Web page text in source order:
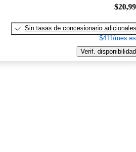
Sin tasas de concesionario adicionales
$411/mes
Verif. disponibilidad